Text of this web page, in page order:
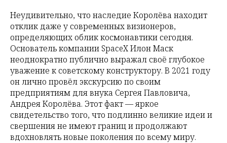
Неудивительно, что наследие Королёва находит
отклик даже у современных визионеров,
определяющих облик космонавтики сегодня.
Основатель компании SpaceX Илон Маск
неоднократно публично выражал своё глубокое
уважение к советскому конструктору. В 2021 году
он лично провёл экскурсию по своим
предприятиям для внука Сергея Павловича,
Андрея Королёва. Этот факт — яркое
свидетельство того, что подлинно великие идеи и
свершения не имеют границ и продолжают
вдохновлять новые поколения по всему миру.